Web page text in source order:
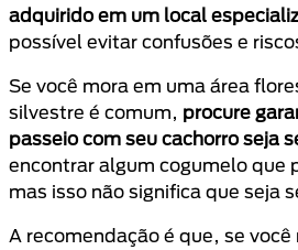
adquirido em um local
possível evitar confusões e
Se você mora em uma área
silvestre é comum, procure
passeio com seu cachorro seja
encontrar algum cogumelo que
mas isso não significa que seja
A recomendação é que, se você